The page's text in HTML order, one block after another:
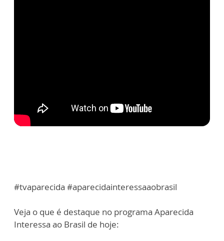
#tvaparecida #aparecidainteressaaobrasil
Veja o que é destaque no programa Aparecida
Interessa ao Brasil de hoje: